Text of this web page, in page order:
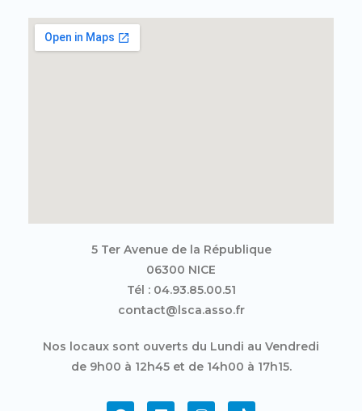
5 Ter Avenue de la République
06300 NICE
Tél : 04.93.85.00.51
contact@lsca.asso.fr
Nos locaux sont ouverts du Lundi au Vendredi
de 9h00 à 12h45 et de 14h00 à 17h15.